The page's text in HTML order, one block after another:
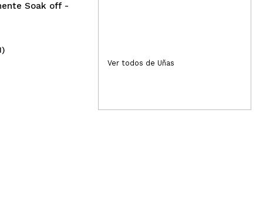
Soak off -
4,95€
Ver todos de Uñas